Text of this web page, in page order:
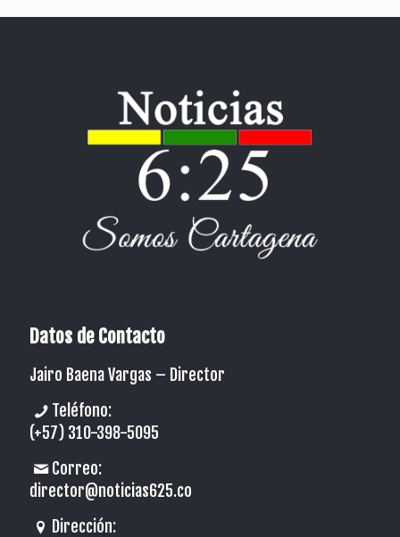
Datos de Contacto
Jairo Baena Vargas – Director
Teléfono:
(+57) 310-398-5095
Correo:
director@noticias625.co
Dirección: